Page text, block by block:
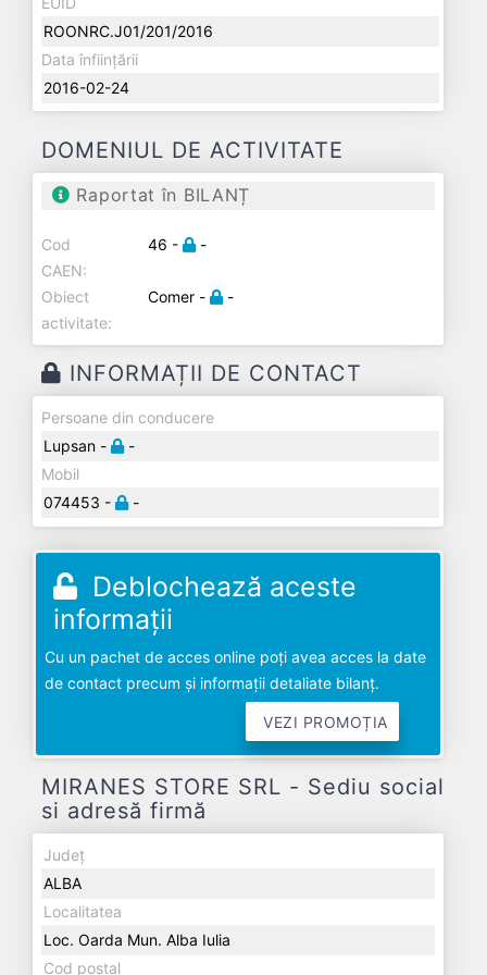
ROONRC.J01/201/2016
Data înființării
2016-02-24
DOMENIUL DE ACTIVITATE
Raportat în BILANȚ
Cod
CAEN:
46 - -
Obiect
activitate:
Comer - -
INFORMAȚII DE CONTACT
Persoane din conducere
Lupsan -
-
Mobil
074453 -
-
Deblochează aceste
informații
Cu un pachet de acces online poți avea acces la date
de contact precum și informații detaliate bilanț.
VEZI PROMOȚIA
MIRANES STORE SRL - Sediu social
si adresă firmă
Județ
ALBA
Localitatea
Loc. Oarda Mun. Alba Iulia
Cod poștal